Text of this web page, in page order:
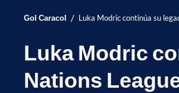
Gol Caracol / Luka Modric continúa su
Luka Modric
Nations